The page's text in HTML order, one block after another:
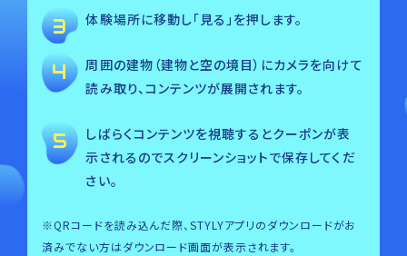
体験場所に移動し「見る」を押します。
周囲の建物（建物と空の境目）にカメラを向けて
読み取り、コンテンツが展開されます。
しばらくコンテンツを視聴するとクーポンが表
示されるのでスクリーンショットで保存してくだ
さい。
※QRコードを読み込んだ際、STYLYアプリのダウンロードがお
済みでない方はダウンロード画面が表示されます。